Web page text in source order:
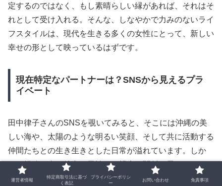
定するのではなく、もし素晴らしい縁があれば、それはそ
れとして受け入れる。そんな、しなやかで力みのないライ
フスタイルは、現代を生きる多くの女性にとって、新しい
幸せの形として映っているはずです。
現在特定なパートナーは？SNSから見えるプラ
イベート
田中律子さんのSNSを覗いてみると、そこには沖縄の美
しい海や、太陽のような明るい笑顔、そして共に活動する
仲間たちとの生き生きとした日常が溢れています。しか
し、投稿の中に特定の男性との親密な関係を思わせるよう
な気配はほとんど見当たりません。現在は特定のパートナ
運営者情報
特定商取引法に基づ
く表記
プライバシーポリシ
ー
お問い合わせ 免責事項